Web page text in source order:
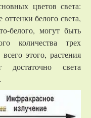
цветов света:
белого света,
белого, могут быть
количества трех
этого, растения
света